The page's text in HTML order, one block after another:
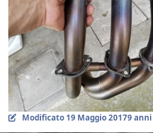
Modificato 19 Maggio 20179 anni